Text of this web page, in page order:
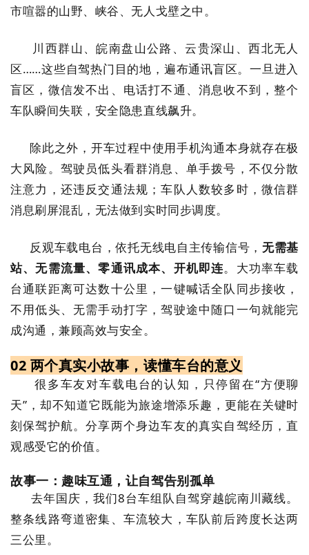
市喧嚣的山野、峡谷、无人戈壁之中。
川西群山、皖南盘山公路、云贵深山、西北无人
区……这些自驾热门目的地，遍布通讯盲区。一旦进入
盲区，微信发不出、电话打不通、消息收不到，整个
车队瞬间失联，安全隐患直线飙升。
除此之外，开车过程中使用手机沟通本身就存在极
大风险。驾驶员低头看群消息、单手拨号，不仅分散
注意力，还违反交通法规；车队人数较多时，微信群
消息刷屏混乱，无法做到实时同步调度。
反观车载电台，依托无线电自主传输信号， 无需基
站、无需流量、零通讯成本、开机即连。大功率车载
台通联距离可达数十公里，一键喊话全队同步接收，
不用低头、无需手动打字，驾驶途中随口一句就能完
成沟通，兼顾高效与安全。
02 两个真实小故事，读懂车台的意义
很多车友对车载电台的认知，只停留在“方便聊
天”，却不知道它既能为旅途增添乐趣，更能在关键时
刻保驾护航。分享两个身边车友的真实自驾经历，直
观感受它的价值。
故事一：趣味互通，让自驾告别孤单
去年国庆，我们8台车组队自驾穿越皖南川藏线。
整条线路弯道密集、车流较大，车队前后跨度长达两
三公里。